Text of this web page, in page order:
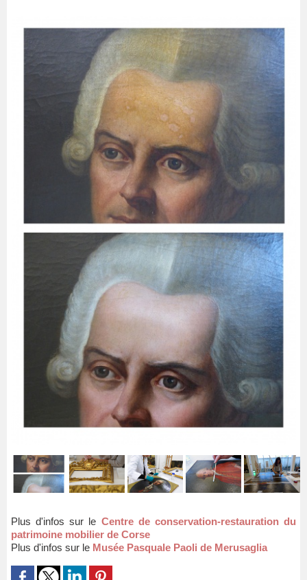
Plus d'infos sur le Centre de conservation-restauration du
patrimoine mobilier de Corse
Plus d'infos sur le Musée Pasquale Paoli de Merusaglia